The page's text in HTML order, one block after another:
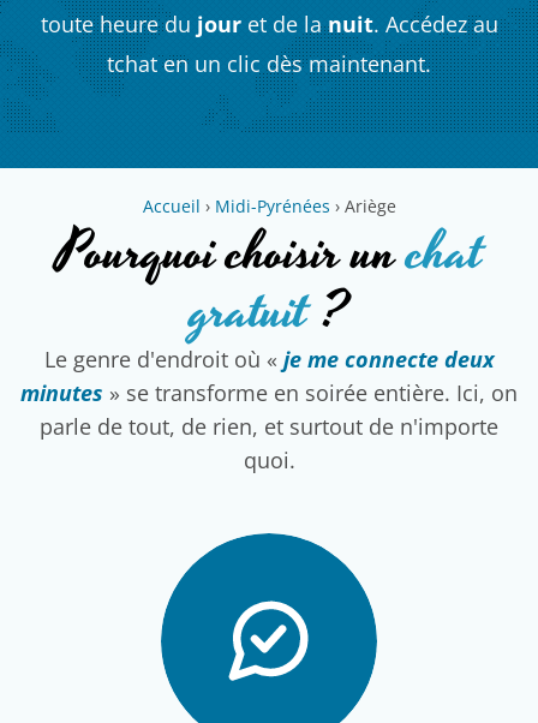
toute heure du jouret de lanuit. Accédez au
tchat en un clic dès maintenant.
Accueil › Midi-Pyrénées › Ariège
Pourquoi choisir unchat
gratuit?
Le genre d'endroit où « je me connecte deux
minutes » se transforme en soirée entière. Ici, on
parle de tout, de rien, et surtout de n'importe
quoi.